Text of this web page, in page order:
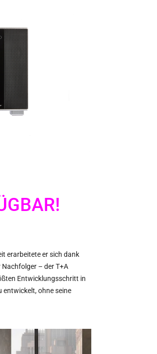
erarbeitete er sich dank
– der T+A
Entwicklungsschritt in
entwickelt, ohne seine